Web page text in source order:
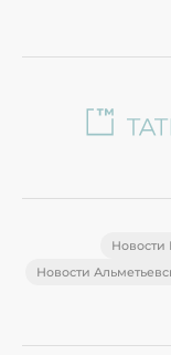
Новости
Новости